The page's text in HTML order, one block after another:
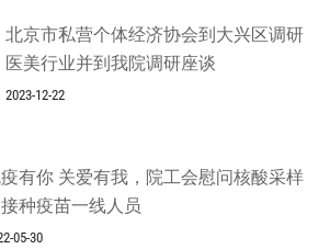
北京市私营个体经济协会到大兴区调研
医美行业并到我院调研座谈
2023-12-22
有你 关爱有我，院工会慰问核酸采样
种疫苗一线人员
05-30